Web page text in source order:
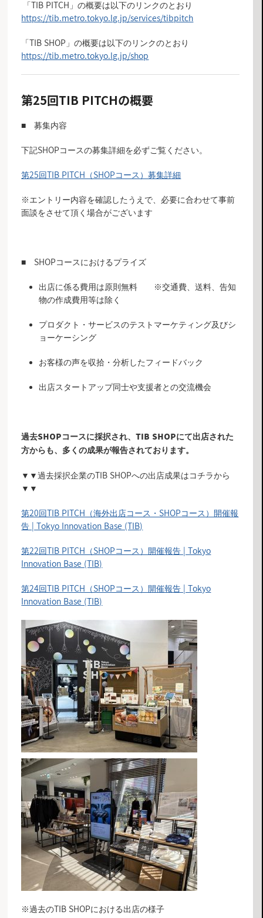
「TIB PITCH」の概要は以下のリンクのとおり
https://tib.metro.tokyo.lg.jp/services/tibpitch
「TIB SHOP」の概要は以下のリンクのとおり
https://tib.metro.tokyo.lg.jp/shop
第25回TIB PITCHの概要
■ 募集内容
下記SHOPコースの募集詳細を必ずご覧ください。
第25回TIB PITCH（SHOPコース）募集詳細
※エントリー内容を確認したうえで、必要に合わせて事前
面談をさせて頂く場合がございます
■ SHOPコースにおけるプライズ
出店に係る費用は原則無料 ※交通費、送料、告知
物の作成費用等は除く
プロダクト・サービスのテストマーケティング及びシ
ョーケーシング
お客様の声を収拾・分析したフィードバック
出店スタートアップ同士や支援者との交流機会
過去SHOPコースに採択され、TIB SHOPにて出店された
方からも、多くの成果が報告されております。
▼▼過去採択企業のTIB SHOPへの出店成果はコチラから
▼▼
第20回TIB PITCH（海外出店コース・SHOPコース）開催報
告 | Tokyo Innovation Base (TIB)
第22回TIB PITCH（SHOPコース）開催報告 | Tokyo
Innovation Base (TIB)
第24回TIB PITCH（SHOPコース）開催報告 | Tokyo
Innovation Base (TIB)
※過去のTIB SHOPにおける出店の様子